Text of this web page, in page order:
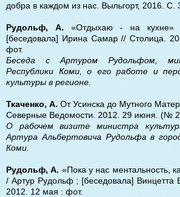
добра в каждом из нас. Выльгорт, 2016. С.
Рудольф, А. «Отдыхаю - на кухне»
[беседовала] Ирина Самар // Столица.
фот.
Беседа с Артуром Рудольфом,
Республики Коми, о его работе и
культуры в регионе.
Ткаченко, А. От Усинска до Мутного
Северные Ведомости. 2012. 29 июня. (№
О рабочем визите министра
Артура Альбертовича Рудольфа в
Коми.
Рудольф, А. «Пока у нас ментальность,
/ Артур Рудольф ; [беседовала] Винцетта
2012. 12 мая : фот.